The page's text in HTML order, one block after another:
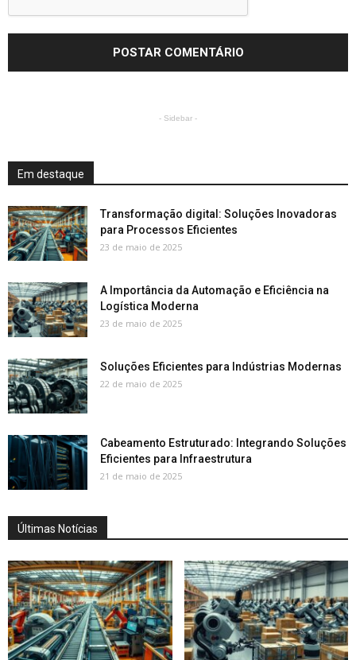
- Sidebar -
Em destaque
Transformação digital: Soluções Inovadoras
para Processos Eficientes
23 de maio de 2025
A Importância da Automação e Eficiência na
Logística Moderna
23 de maio de 2025
Soluções Eficientes para Indústrias Modernas
22 de maio de 2025
Cabeamento Estruturado: Integrando Soluções
Eficientes para Infraestrutura
21 de maio de 2025
Últimas Notícias